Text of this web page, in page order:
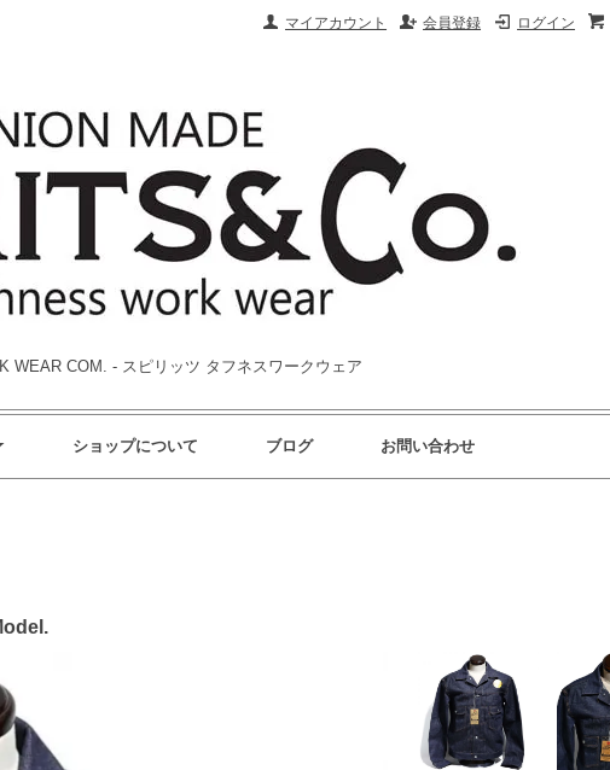
ログイン
会員登録
マイアカウント
WEAR COM. - スピリッツ タフネスワークウェア
ショップについて ブログ お問い合わせ